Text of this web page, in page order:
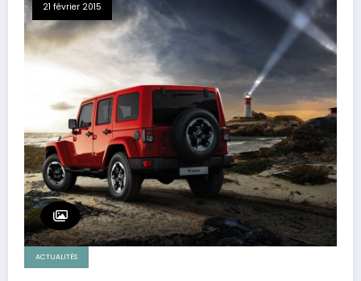
21 février 2015
ACTUALITÉS